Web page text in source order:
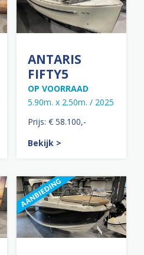
ANTARIS
FIFTY5
OP VOORRAAD
5.90m. x 2.50m. / 2025
Prijs: € 58.100,-
Bekijk >